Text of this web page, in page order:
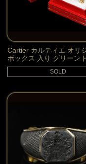
Cartier カルティエ オリ
ボックス 入り グリーン
ン ゴールド リング 指輪
SOLD